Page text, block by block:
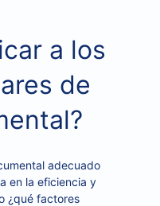
a los
de
adecuado
en la eficiencia y
¿qué factores